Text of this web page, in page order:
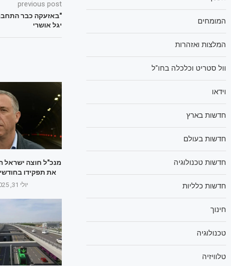
previous post
"באזעקה כבר
יגל אושרי
מנכ"ל חוצה ישראל
את תפקידו
יולי 31, 2025
המומחים
המלצות ואזהרות
וול סטריט וכלכלה בחו"ל
וידאו
חדשות בארץ
חדשות בעולם
חדשות טכנולוגיה
חדשות כלליות
חינוך
טכנולוגיה
טלוויזיה